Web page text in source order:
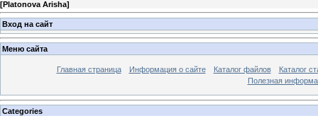
[Platonova Arisha]
Вход на сайт
Меню сайта
Главная страница Информация о сайте Каталог файлов
Каталог
Полезная
Categories